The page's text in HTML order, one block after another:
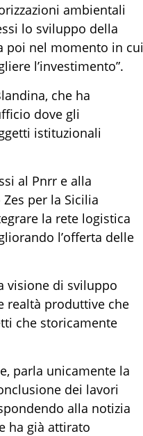
ambientali
lo sviluppo della
poi nel momento in cui
l’investimento”.
che ha
dove gli
istituzionali
al Pnrr e alla
per la Sicilia
la rete logistica
l’offerta delle
visione di sviluppo
realtà produttive che
che storicamente
parla unicamente la
dei lavori
alla notizia
ha già attirato